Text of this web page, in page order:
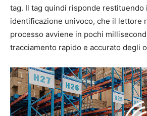
tag. Il tag quindi risponde restituendo
identificazione univoco, che il lettore
processo avviene in pochi
tracciamento rapido e accurato degli